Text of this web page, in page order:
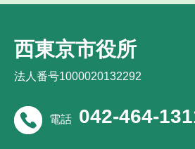
西東京市役所
法人番号1000020132292
電話 042-464-